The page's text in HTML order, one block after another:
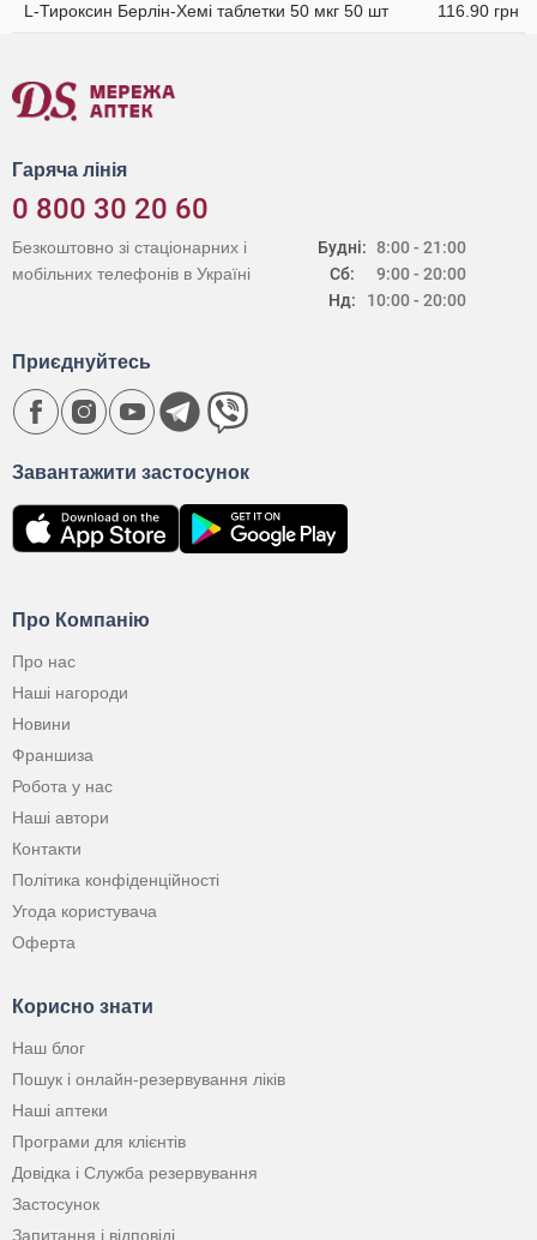
L-Тироксин Берлін-Хемі таблетки 50 мкг 50 шт 116.90 грн
Гаряча лінія
0 800 30 20 60
Будні:
Сб:
Нд:
8:00 - 21:00
9:00 - 20:00
10:00 - 20:00
Безкоштовно зі стаціонарних і
мобільних телефонів в Україні
Про Компанію
Про нас
Наші нагороди
Новини
Франшиза
Робота у нас
Наші автори
Контакти
Політика конфіденційності
Угода користувача
Оферта
Корисно знати
Наш блог
Пошук і онлайн-резервування ліків
Наші аптеки
Програми для клієнтів
Довідка і Служба резервування
Застосунок
Запитання і відповіді
Завантажити застосунок
Приєднуйтесь